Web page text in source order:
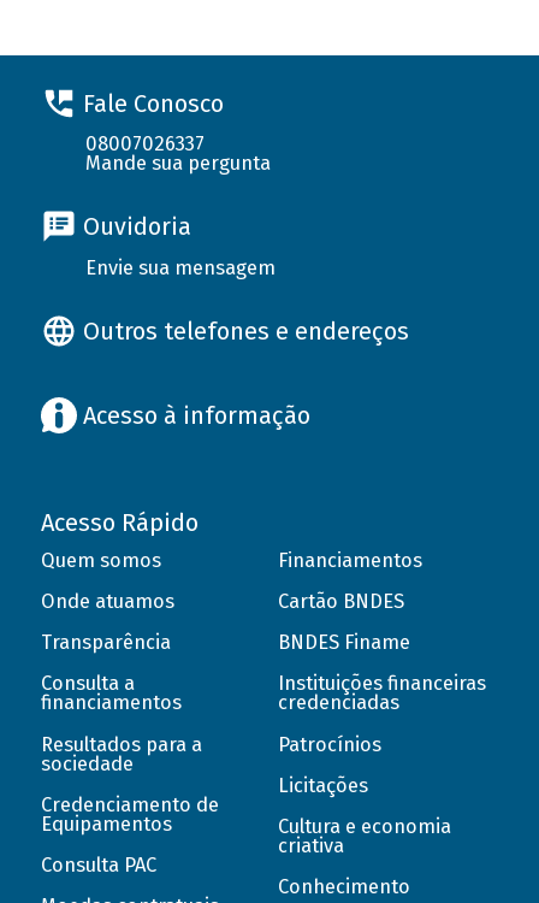
Fale Conosco
08007026337
Mande sua pergunta
Ouvidoria
Envie sua mensagem
Outros telefones e endereços
Acesso à informação
Acesso Rápido
Quem somos
Onde atuamos
Transparência
Consulta a
financiamentos
Resultados para a
sociedade
Credenciamento de
Equipamentos
Consulta PAC
Financiamentos
Cartão BNDES
BNDES Finame
Instituições financeiras
credenciadas
Patrocínios
Licitações
Cultura e economia
criativa
Conhecimento